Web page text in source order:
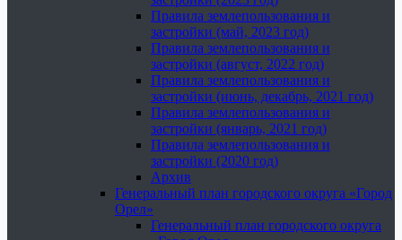
Правила землепользования и
застройки (май, 2023 год)
Правила землепользования и
застройки (август, 2022 год)
Правила землепользования и
застройки (июнь, декабрь, 2021 год)
Правила землепользования и
застройки (январь, 2021 год)
Правила землепользования и
застройки (2020 год)
Архив
Генеральный план городского округа «Город
Орел»
Генеральный план городского округа